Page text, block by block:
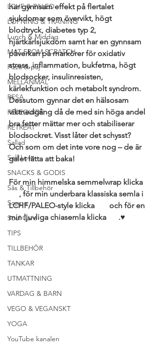
LCHF & PALEO
LÖPNING & TRÄNING
Lunch & Middag
MAT FROM SCRATCH
Pizza & paj
MELLANMÅL
RESA
RESEGUIDE
RETREAT
Sallad
Self Love
SNACKS & GODIS
Sås & Tillbehör
Soppa
Soul Care
TIPS
TILLBEHÖR
TANKAR
UTMATTNING
VARDAG & BARN
VEGO & VEGANSKT
YOGA
YouTube kanalen
har gynnsam effekt på flertalet
sjukdomar som övervikt, högt
blodtryck, diabetes typ 2,
hjärtkärlsjukdom samt har en gynnsam
påverkan på markörer för oxidativ
stress, inflammation, bukfetma, högt
blodsocker, insulinresisten,
kärlekfunktion och metabolt syndrom.
Dessutom gynnar det en hälsosam
viktnedgång då de med sin höga andel
bra fetter mättar mer och stabiliserar
blodsockret. Visst låter det schysst?
Och som om det inte vore nog – de är
galet lätta att baka!
För min himmelska semmelwrap klicka
, för min underbara klassiska semla i
LCHF/PALEO-style klicka
och för en
min ljuvliga chiasemla klicka
.♥